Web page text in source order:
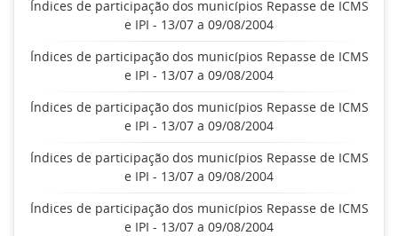
Índices de participação dos municípios Repasse de ICMS
e IPI - 13/07 a 09/08/2004
Índices de participação dos municípios Repasse de ICMS
e IPI - 13/07 a 09/08/2004
Índices de participação dos municípios Repasse de ICMS
e IPI - 13/07 a 09/08/2004
Índices de participação dos municípios Repasse de ICMS
e IPI - 13/07 a 09/08/2004
Índices de participação dos municípios Repasse de ICMS
e IPI - 13/07 a 09/08/2004